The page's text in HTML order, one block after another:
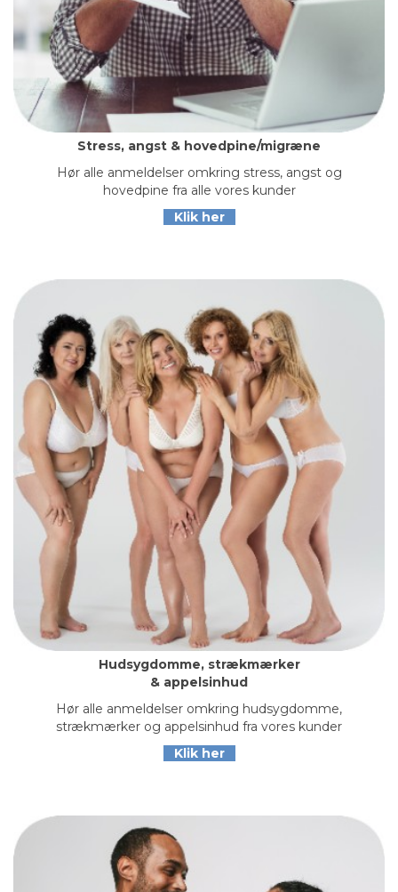
Stress, angst & hovedpine/migræne
Hør alle anmeldelser omkring stress, angst og
hovedpine fra alle vores kunder
Klik her
Hudsygdomme, strækmærker
& appelsinhud
Hør alle anmeldelser omkring hudsygdomme,
strækmærker og appelsinhud fra vores kunder
Klik her